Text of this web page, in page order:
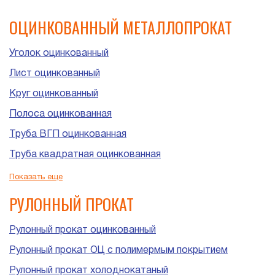
ОЦИНКОВАННЫЙ МЕТАЛЛОПРОКАТ
Уголок оцинкованный
Лист оцинкованный
Круг оцинкованный
Полоса оцинкованная
Труба ВГП оцинкованная
Труба квадратная оцинкованная
Труба прямоугольная оцинкованная
Труба ЭСВ оцинкованная
Показать еще
РУЛОННЫЙ ПРОКАТ
Рулонный прокат оцинкованный
Рулонный прокат ОЦ с полимермым покрытием
Рулонный прокат холоднокатаный